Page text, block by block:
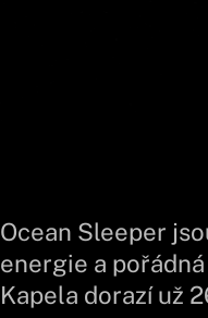
Ocean Sleeper
energie a
Kapela dorazí už